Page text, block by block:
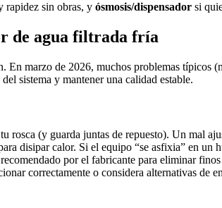
rapidez sin obras, y ósmosis/dispensador si
de agua filtrada fría
marzo de 2026, muchos problemas típicos
sistema y mantener una calidad estable.
rosca (y guarda juntas de repuesto). Un mal
disipar calor. Si el equipo “se asfixia” en un
por el fabricante para eliminar
correctamente o considera alternativas de